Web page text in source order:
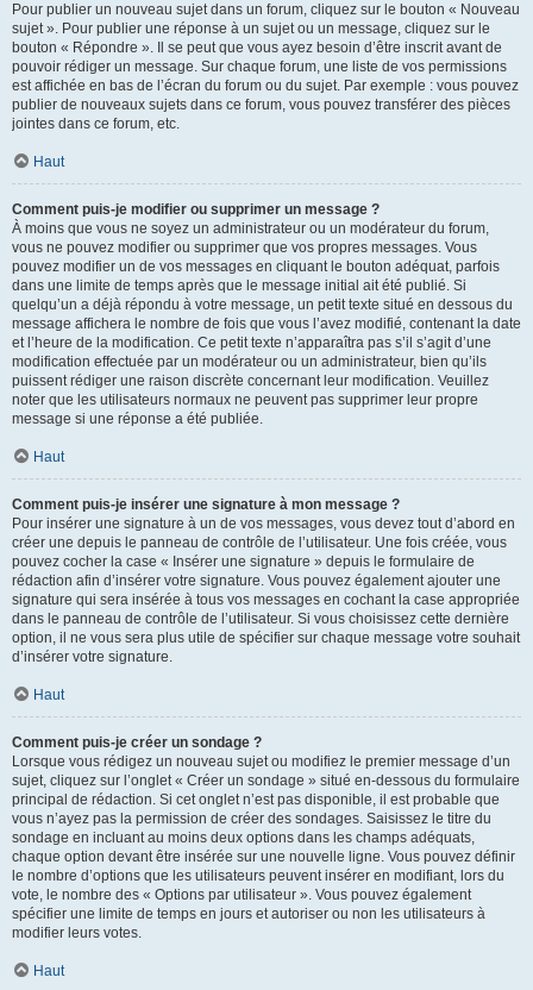
Pour publier un nouveau sujet dans un forum, cliquez sur le bouton « Nouveau
sujet ». Pour publier une réponse à un sujet ou un message, cliquez sur le
bouton « Répondre ». Il se peut que vous ayez besoin d’être inscrit avant de
pouvoir rédiger un message. Sur chaque forum, une liste de vos permissions
est affichée en bas de l’écran du forum ou du sujet. Par exemple : vous pouvez
publier de nouveaux sujets dans ce forum, vous pouvez transférer des pièces
jointes dans ce forum, etc.
Haut
Comment puis-je modifier ou supprimer un message ?
À moins que vous ne soyez un administrateur ou un modérateur du forum,
vous ne pouvez modifier ou supprimer que vos propres messages. Vous
pouvez modifier un de vos messages en cliquant le bouton adéquat, parfois
dans une limite de temps après que le message initial ait été publié. Si
quelqu’un a déjà répondu à votre message, un petit texte situé en dessous du
message affichera le nombre de fois que vous l’avez modifié, contenant la date
et l’heure de la modification. Ce petit texte n’apparaîtra pas s’il s’agit d’une
modification effectuée par un modérateur ou un administrateur, bien qu’ils
puissent rédiger une raison discrète concernant leur modification. Veuillez
noter que les utilisateurs normaux ne peuvent pas supprimer leur propre
message si une réponse a été publiée.
Haut
Comment puis-je insérer une signature à mon message ?
Pour insérer une signature à un de vos messages, vous devez tout d’abord en
créer une depuis le panneau de contrôle de l’utilisateur. Une fois créée, vous
pouvez cocher la case « Insérer une signature » depuis le formulaire de
rédaction afin d’insérer votre signature. Vous pouvez également ajouter une
signature qui sera insérée à tous vos messages en cochant la case appropriée
dans le panneau de contrôle de l’utilisateur. Si vous choisissez cette dernière
option, il ne vous sera plus utile de spécifier sur chaque message votre souhait
d’insérer votre signature.
Haut
Comment puis-je créer un sondage ?
Lorsque vous rédigez un nouveau sujet ou modifiez le premier message d’un
sujet, cliquez sur l’onglet « Créer un sondage » situé en-dessous du formulaire
principal de rédaction. Si cet onglet n’est pas disponible, il est probable que
vous n’ayez pas la permission de créer des sondages. Saisissez le titre du
sondage en incluant au moins deux options dans les champs adéquats,
chaque option devant être insérée sur une nouvelle ligne. Vous pouvez définir
le nombre d’options que les utilisateurs peuvent insérer en modifiant, lors du
vote, le nombre des « Options par utilisateur ». Vous pouvez également
spécifier une limite de temps en jours et autoriser ou non les utilisateurs à
modifier leurs votes.
Haut